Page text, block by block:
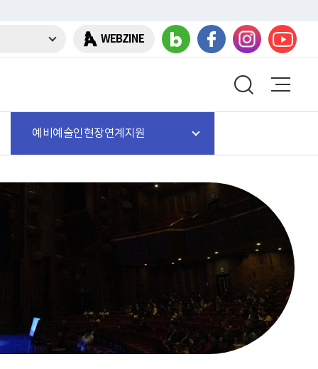
WEBZINE
예비예술인현장연계지원